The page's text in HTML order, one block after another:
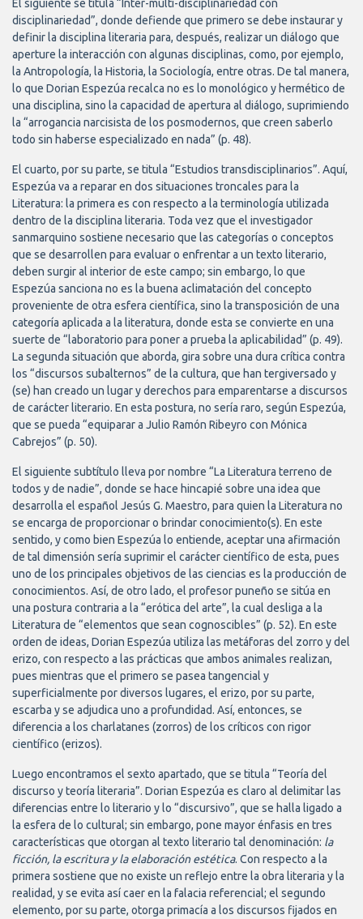
El siguiente se titula “Inter-multi-disciplinariedad con
disciplinariedad”, donde defiende que primero se debe instaurar y
definir la disciplina literaria para, después, realizar un diálogo que
aperture la interacción con algunas disciplinas, como, por ejemplo,
la Antropología, la Historia, la Sociología, entre otras. De tal manera,
lo que Dorian Espezúa recalca no es lo monológico y hermético de
una disciplina, sino la capacidad de apertura al diálogo, suprimiendo
la “arrogancia narcisista de los posmodernos, que creen saberlo
todo sin haberse especializado en nada” (p. 48).
El cuarto, por su parte, se titula “Estudios transdisciplinarios”. Aquí,
Espezúa va a reparar en dos situaciones troncales para la
Literatura: la primera es con respecto a la terminología utilizada
dentro de la disciplina literaria. Toda vez que el investigador
sanmarquino sostiene necesario que las categorías o conceptos
que se desarrollen para evaluar o enfrentar a un texto literario,
deben surgir al interior de este campo; sin embargo, lo que
Espezúa sanciona no es la buena aclimatación del concepto
proveniente de otra esfera científica, sino la transposición de una
categoría aplicada a la literatura, donde esta se convierte en una
suerte de “laboratorio para poner a prueba la aplicabilidad” (p. 49).
La segunda situación que aborda, gira sobre una dura crítica contra
los “discursos subalternos” de la cultura, que han tergiversado y
(se) han creado un lugar y derechos para emparentarse a discursos
de carácter literario. En esta postura, no sería raro, según Espezúa,
que se pueda “equiparar a Julio Ramón Ribeyro con Mónica
Cabrejos” (p. 50).
El siguiente subtítulo lleva por nombre “La Literatura terreno de
todos y de nadie”, donde se hace hincapié sobre una idea que
desarrolla el español Jesús G. Maestro, para quien la Literatura no
se encarga de proporcionar o brindar conocimiento(s). En este
sentido, y como bien Espezúa lo entiende, aceptar una afirmación
de tal dimensión sería suprimir el carácter científico de esta, pues
uno de los principales objetivos de las ciencias es la producción de
conocimientos. Así, de otro lado, el profesor puneño se sitúa en
una postura contraria a la “erótica del arte”, la cual desliga a la
Literatura de “elementos que sean cognoscibles” (p. 52). En este
orden de ideas, Dorian Espezúa utiliza las metáforas del zorro y del
erizo, con respecto a las prácticas que ambos animales realizan,
pues mientras que el primero se pasea tangencial y
superficialmente por diversos lugares, el erizo, por su parte,
escarba y se adjudica uno a profundidad. Así, entonces, se
diferencia a los charlatanes (zorros) de los críticos con rigor
científico (erizos).
Luego encontramos el sexto apartado, que se titula “Teoría del
discurso y teoría literaria”. Dorian Espezúa es claro al delimitar las
diferencias entre lo literario y lo “discursivo”, que se halla ligado a
la esfera de lo cultural; sin embargo, pone mayor énfasis en tres
características que otorgan al texto literario tal denominación: la
ficción, la escritura y la elaboración estética. Con respecto a la
primera sostiene que no existe un reflejo entre la obra literaria y la
realidad, y se evita así caer en la falacia referencial; el segundo
elemento, por su parte, otorga primacía a los discursos fijados en